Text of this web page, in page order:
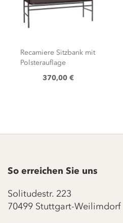
Recamiere Sitzbank mit
Polsterauflage
370,00 €
So erreichen Sie uns
Solitudestr. 223
70499 Stuttgart-Weilimdorf